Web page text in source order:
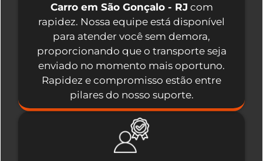
Carro em São Gonçalo - RJ com
rapidez. Nossa equipe está disponível
para atender você sem demora,
proporcionando que o transporte seja
enviado no momento mais oportuno.
Rapidez e compromisso estão entre
pilares do nosso suporte.